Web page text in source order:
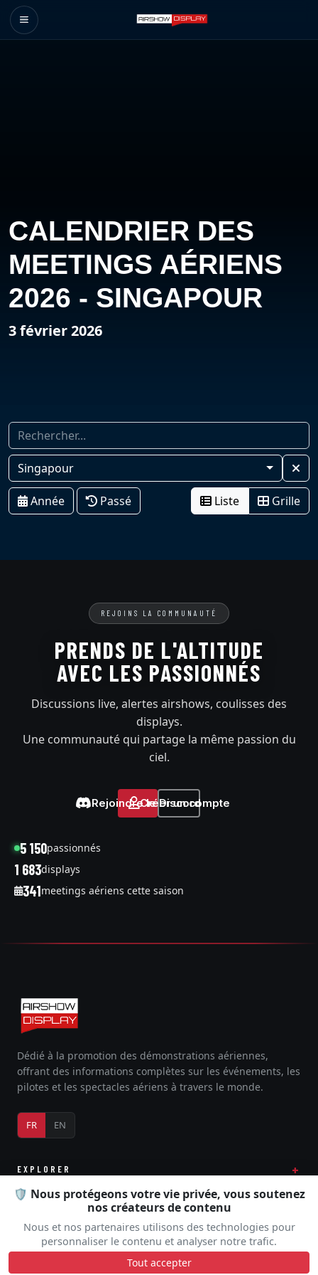
🛡️ Nous protégeons votre vie privée, vous soutenez
nos créateurs de contenu
Nous et nos partenaires utilisons des technologies pour
personnaliser le contenu et analyser notre trafic.
Tout accepter
CALENDRIER DES
MEETINGS AÉRIENS
2026 - SINGAPOUR
3 février 2026
Singapour
Année Passé Liste Grille
REJOINS LA COMMUNAUTÉ
PRENDS DE L'ALTITUDE
AVEC LES PASSIONNÉS
Discussions live, alertes airshows, coulisses des
displays.
Une communauté qui partage la même passion du
ciel.
Rejoindre le Discord
Créer un compte
5 150passionnés
1 683displays
341meetings aériens cette saison
Dédié à la promotion des démonstrations aériennes,
offrant des informations complètes sur les événements, les
pilotes et les spectacles aériens à travers le monde.
FR EN
EXPLORER
COMMUNAUTÉ